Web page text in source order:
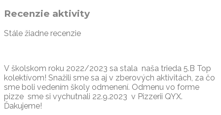
Recenzie aktivity
Stále žiadne recenzie
V školskom roku 2022/2023 sa stala naša trieda 5.B Top
kolektívom! Snažili sme sa aj v zberových aktivitách, za čo
sme boli vedením školy odmenení. Odmenu vo forme
pizze sme si vychutnali 22.9.2023 v Pizzerii QYX.
Ďakujeme!